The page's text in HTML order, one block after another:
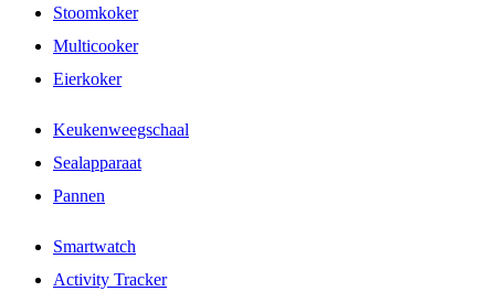
Stoomkoker
Multicooker
Eierkoker
Keukenweegschaal
Sealapparaat
Pannen
Smartwatch
Activity Tracker